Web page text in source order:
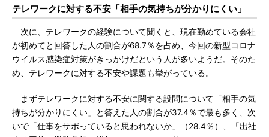
テレワークに対する不安「相手の気持ちが分かりにくい」
次に、テレワークの経験について聞くと、現在勤めている会社
が初めてと回答した人の割合が68.7％を占め、今回の新型コロナ
ウイルス感染症対策がきっかけだという人が多いようだ。そのた
め、テレワークに対する不安や課題も挙がっている。
まずテレワークに対する不安に関する設問について「相手の気
持ちが分かりにくい」と答えた人の割合が37.4％で最も多く、次
いで「仕事をサボっていると思われないか」（28.4％）、「出社